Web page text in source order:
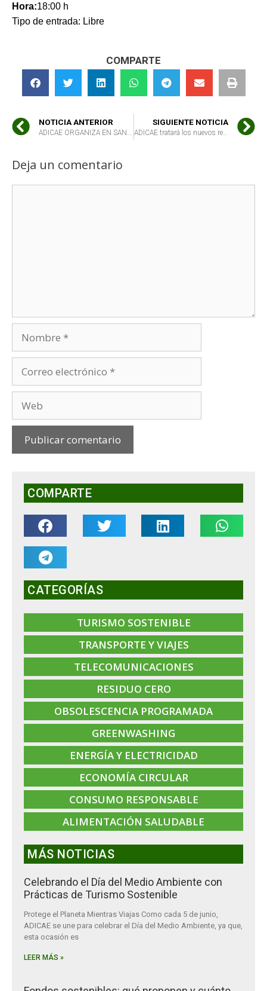
Hora:18:00 h
Tipo de entrada: Libre
COMPARTE
NOTICIA ANTERIOR
ADICAE ORGANIZA EN SANTANDER UNA VISITA A UN HUERTO URBANO Y DESPUÉS SE PROCEDERÁ A UNA DEGUSTACIÓN DE PRODUCTOS DE LA TIERRA
SIGUIENTE NOTICIA
ADICAE tratará los nuevos retos de la alimentación en su jornada nacional
Deja un comentario
COMPARTE
CATEGORÍAS
TURISMO SOSTENIBLE
TRANSPORTE Y VIAJES
TELECOMUNICACIONES
RESIDUO CERO
OBSOLESCENCIA PROGRAMADA
GREENWASHING
ENERGÍA Y ELECTRICIDAD
ECONOMÍA CIRCULAR
CONSUMO RESPONSABLE
ALIMENTACIÓN SALUDABLE
MÁS NOTICIAS
Celebrando el Día del Medio Ambiente con
Prácticas de Turismo Sostenible
Protege el Planeta Mientras Viajas Como cada 5 de junio,
ADICAE se une para celebrar el Día del Medio Ambiente, ya que,
esta ocasión es
LEER MÁS »